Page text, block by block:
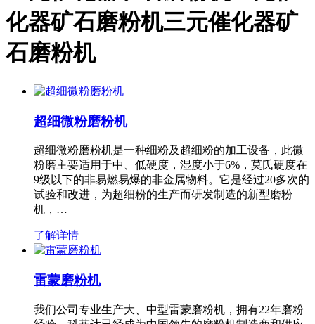
化器矿石磨粉机三元催化器矿
石磨粉机
超细微粉磨粉机
超细微粉磨粉机是一种细粉及超细粉的加工设备，此微
粉磨主要适用于中、低硬度，湿度小于6%，莫氏硬度在
9级以下的非易燃易爆的非金属物料。它是经过20多次的
试验和改进，为超细粉的生产而研发制造的新型磨粉
机，…
了解详情
雷蒙磨粉机
我们公司专业生产大、中型雷蒙磨粉机，拥有22年磨粉